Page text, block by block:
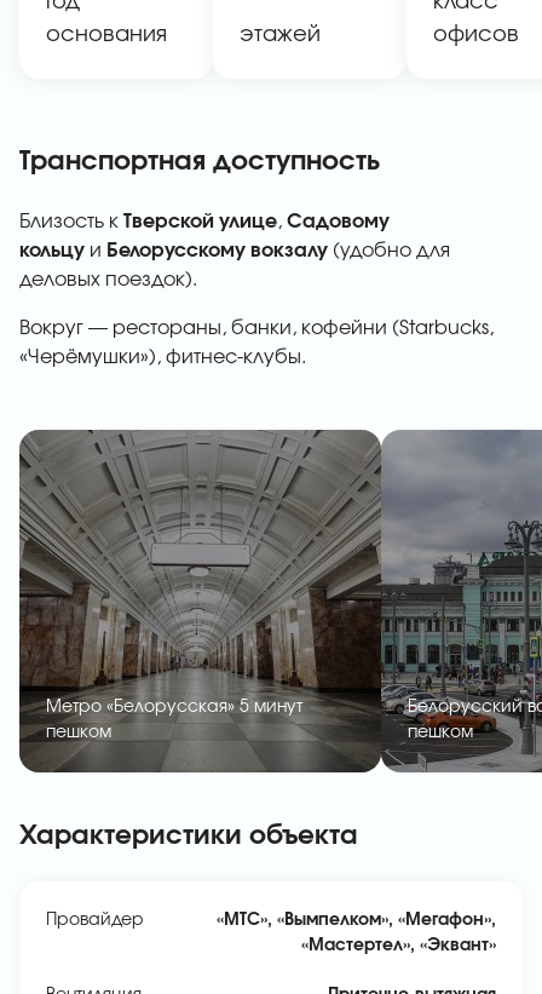
основания
этажей
офисов
Транспортная доступность
Близость к Тверской улице, Садовому
кольцу и Белорусскому вокзалу (удобно для
деловых поездок).
Вокруг — рестораны, банки, кофейни (Starbucks,
«Черёмушки»), фитнес-клубы.
Метро «Белорусская» 5 минут
пешком
Белорусский
пешком
Характеристики объекта
Провайдер
«МТС», «Вымпелком», «Мегафон»,
«Мастертел», «Эквант»